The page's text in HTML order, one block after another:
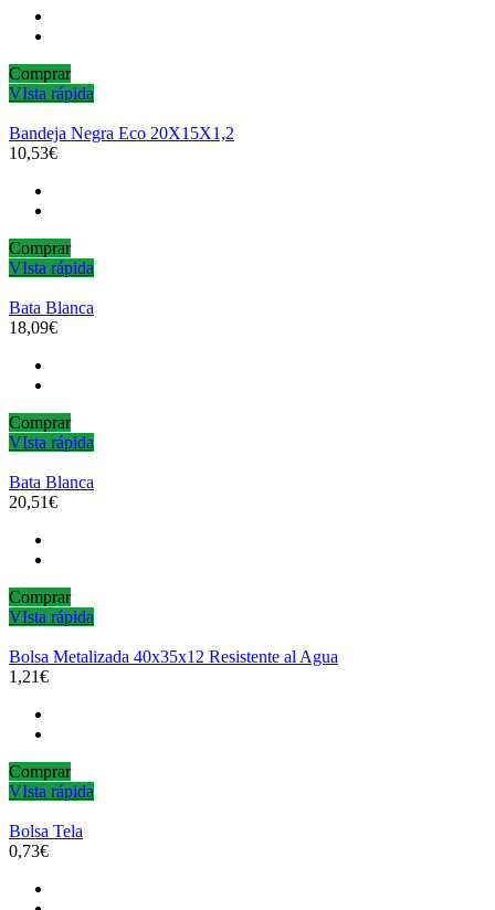
Comprar
VIsta rápida
Bandeja Negra Eco 20X15X1,2
10,53€
Comprar
VIsta rápida
Bata Blanca
18,09€
Comprar
VIsta rápida
Bata Blanca
20,51€
Comprar
VIsta rápida
Bolsa Metalizada 40x35x12 Resistente al Agua
1,21€
Comprar
VIsta rápida
Bolsa Tela
0,73€